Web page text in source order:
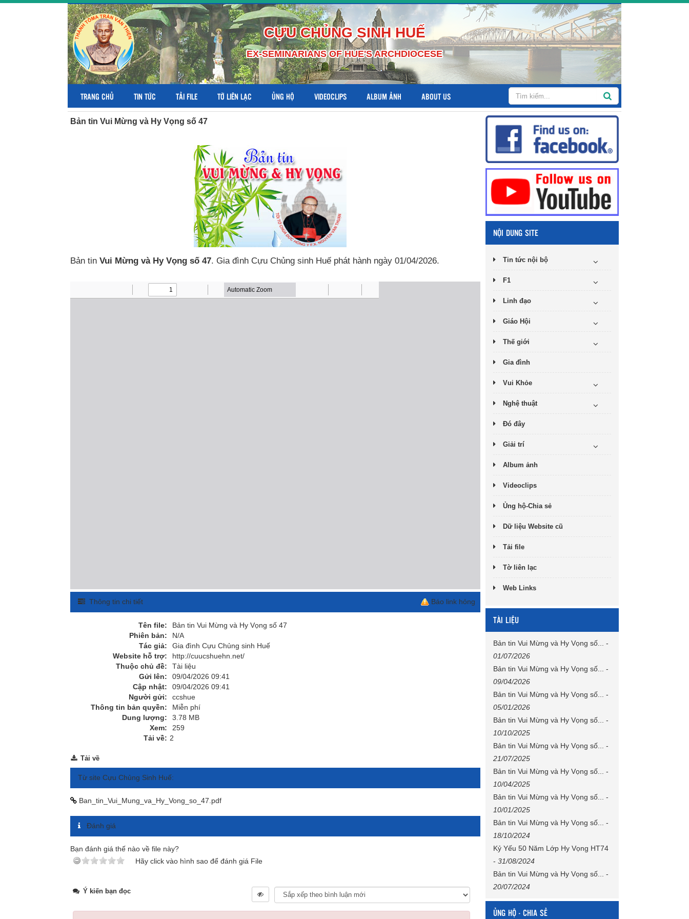
CỰU CHỦNG SINH HUẾ
EX-SEMINARIANS OF HUE'S ARCHDIOCESE
TRANG CHỦ TIN TỨC TẢI FILE TỜ LIÊN LẠC ỦNG HỘ VIDEOCLIPS ALBUM ẢNH ABOUT US
Bản tin Vui Mừng và Hy Vọng số 47
Bản tin Vui Mừng và Hy Vọng số 47. Gia đình Cựu Chủng sinh Huế phát hành ngày 01/04/2026.
Báo link hỏng
Thông tin chi tiết
Tên file:
Bản tin Vui Mừng và Hy Vọng số 47
Phiên bản:
N/A
Tác giả:
Gia đình Cựu Chủng sinh Huế
Website hỗ trợ:
http://cuucshuehn.net/
Thuộc chủ đề:
Tài liệu
Gửi lên:
09/04/2026 09:41
Cập nhật:
09/04/2026 09:41
Người gửi:
ccshue
Thông tin bản quyền:
Miễn phí
Dung lượng:
3.78 MB
Xem:
259
Tải về: 2
Tải về
Từ site Cựu Chủng Sinh Huế:
Ban_tin_Vui_Mung_va_Hy_Vong_so_47.pdf
Đánh giá
Bạn đánh giá thế nào về file này?
Hãy click vào hình sao để đánh giá File
Ý kiến bạn đọc
NỘI DUNG SITE
Tin tức nội bộ
F1
Linh đạo
Giáo Hội
Thế giới
Gia đình
Vui Khỏe
Nghệ thuật
Đó đây
Giải trí
Album ảnh
Videoclips
Ủng hộ-Chia sẻ
Dữ liệu Website cũ
Tải file
Tờ liên lạc
Web Links
TÀI LIỆU
Bản tin Vui Mừng và Hy Vọng số...
-
01/07/2026
Bản tin Vui Mừng và Hy Vọng số...
-
09/04/2026
Bản tin Vui Mừng và Hy Vọng số...
-
05/01/2026
Bản tin Vui Mừng và Hy Vọng số...
-
10/10/2025
Bản tin Vui Mừng và Hy Vọng số...
-
21/07/2025
Bản tin Vui Mừng và Hy Vọng số...
-
10/04/2025
Bản tin Vui Mừng và Hy Vọng số...
-
10/01/2025
Bản tin Vui Mừng và Hy Vọng số...
-
18/10/2024
Kỷ Yếu 50 Năm Lớp Hy Vọng HT74
- 31/08/2024
Bản tin Vui Mừng và Hy Vọng số...
-
20/07/2024
ỦNG HỘ - CHIA SẺ